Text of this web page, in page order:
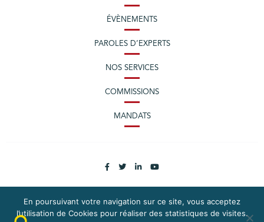
ÉVÈNEMENTS
PAROLES D’EXPERTS
NOS SERVICES
COMMISSIONS
MANDATS
En poursuivant votre navigation sur ce site, vous acceptez
l’utilisation de Cookies pour réaliser des statistiques de visites.